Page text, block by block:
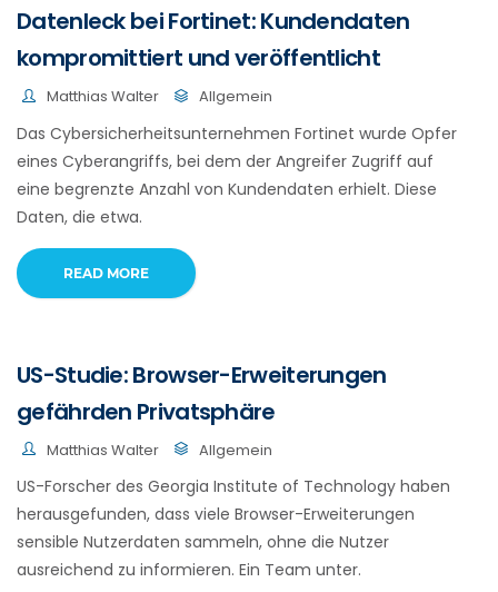
Datenleck bei Fortinet: Kundendaten
kompromittiert und veröffentlicht
Matthias Walter Allgemein
Das Cybersicherheitsunternehmen Fortinet wurde Opfer
eines Cyberangriffs, bei dem der Angreifer Zugriff auf
eine begrenzte Anzahl von Kundendaten erhielt. Diese
Daten, die etwa.
READ MORE
US-Studie: Browser-Erweiterungen
gefährden Privatsphäre
Matthias Walter Allgemein
US-Forscher des Georgia Institute of Technology haben
herausgefunden, dass viele Browser-Erweiterungen
sensible Nutzerdaten sammeln, ohne die Nutzer
ausreichend zu informieren. Ein Team unter.